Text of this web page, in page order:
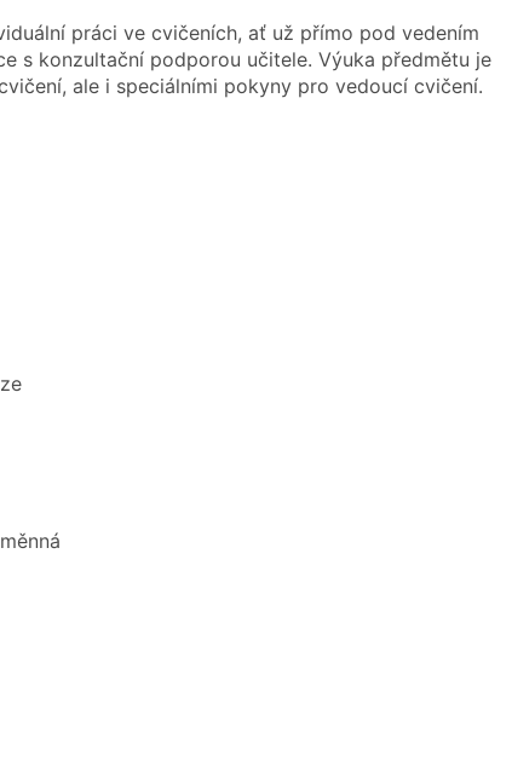
práci ve cvičeních, ať už přímo pod vedením
s konzultační podporou učitele. Výuka předmětu je
ale i speciálními pokyny pro vedoucí cvičení.